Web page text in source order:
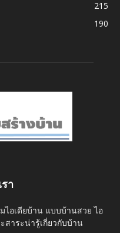
215
190
รา
ไอเดียบ้าน แบบบ้านสวย ไอ
สาระน่ารู้เกี่ยวกับบ้าน